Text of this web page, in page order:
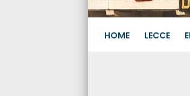
HOME LECCE